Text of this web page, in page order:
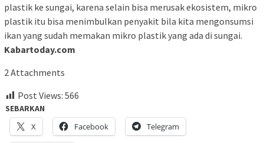
plastik ke sungai, karena selain bisa merusak ekosistem, mikro
plastik itu bisa menimbulkan penyakit bila kita mengonsumsi
ikan yang sudah memakan mikro plastik yang ada di sungai.
Kabartoday.com
2Attachments
Post Views: 566
SEBARKAN
X
Facebook Telegram